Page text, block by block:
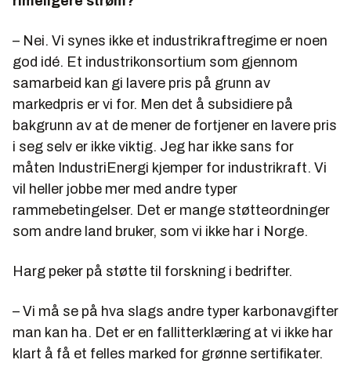
– Nei. Vi synes ikke et industrikraftregime er noen
god idé. Et industrikonsortium som gjennom
samarbeid kan gi lavere pris på grunn av
markedpris er vi for. Men det å subsidiere på
bakgrunn av at de mener de fortjener en lavere pris
i seg selv er ikke viktig. Jeg har ikke sans for
måten IndustriEnergi kjemper for industrikraft. Vi
vil heller jobbe mer med andre typer
rammebetingelser. Det er mange støtteordninger
som andre land bruker, som vi ikke har i Norge.
Harg peker på støtte til forskning i bedrifter.
– Vi må se på hva slags andre typer karbonavgifter
man kan ha. Det er en fallitterklæring at vi ikke har
klart å få et felles marked for grønne sertifikater.